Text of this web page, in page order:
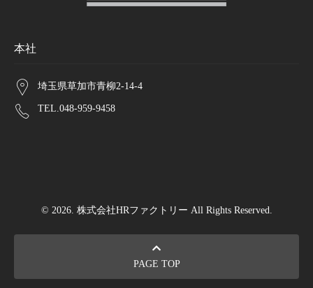
本社
埼玉県草加市青柳2-14-4
TEL.048-959-9458
© 2026. 株式会社HRファクトリー All Rights Reserved.
PAGE TOP